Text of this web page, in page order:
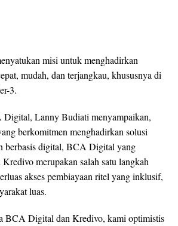
misi untuk menghadirkan
mudah, dan terjangkau, khususnya di
3.
Lanny Budiati menyampaikan,
berkomitmen menghadirkan solusi
berbasis digital, BCA Digital yang
merupakan salah satu langkah
akses pembiayaan ritel yang inklusif,
luas.
BCA Digital dan Kredivo, kami optimistis